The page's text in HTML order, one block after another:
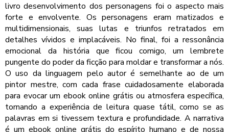
livro desenvolvimento dos personagens foi o aspecto mais
forte e envolvente. Os personagens eram matizados e
multidimensionais, suas lutas e triunfos retratados em
detalhes vívidos e implacáveis. No final, foi a ressonância
emocional da história que ficou comigo, um lembrete
pungente do poder da ficção para moldar e transformar a nós.
O uso da linguagem pelo autor é semelhante ao de um
pintor mestre, com cada frase cuidadosamente elaborada
para evocar um ebook online grátis ou atmosfera específica,
tornando a experiência de leitura quase tátil, como se as
palavras em si tivessem textura e profundidade. A narrativa
é um ebook online grátis do espírito humano e de nossa